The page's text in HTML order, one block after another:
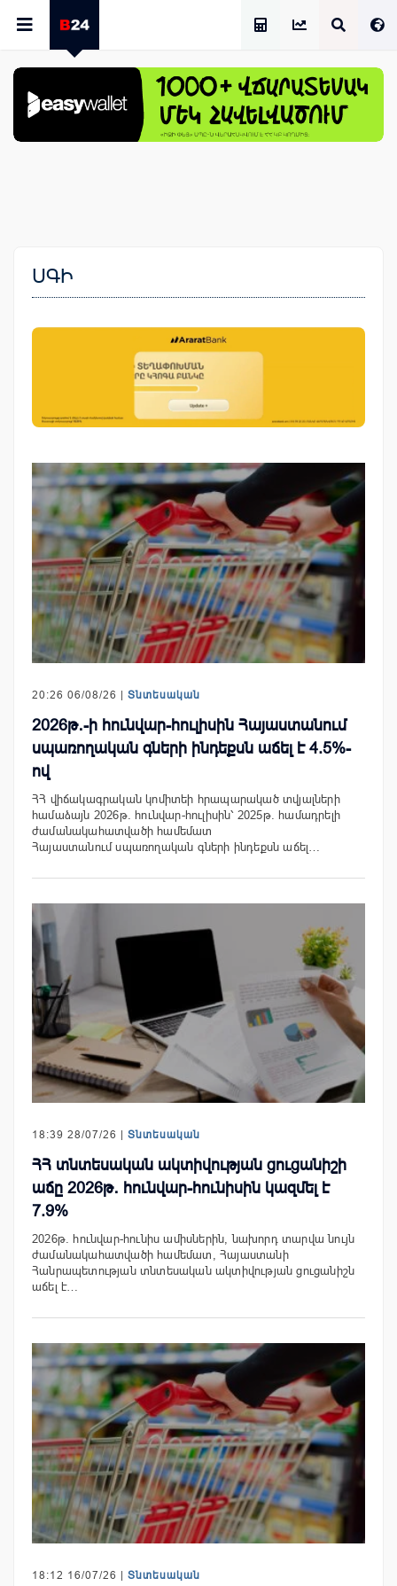
ՍԳԻ
20:26 06/08/26 | Տնտեսական
2026թ․-ի հունվար-հուլիսին Հայաստանում
սպառողական գների ինդեքսն աճել է 4.5%-
ով
ՀՀ վիճակագրական կոմիտեի հրապարակած տվյալների
համաձայն 2026թ. հունվար-հուլիսին՝ 2025թ. համադրելի
ժամանակահատվածի համեմատ
Հայաստանում սպառողական գների ինդեքսն աճել…
18:39 28/07/26 | Տնտեսական
ՀՀ տնտեսական ակտիվության ցուցանիշի
աճը 2026թ․ հունվար-հունիսին կազմել է
7.9%
2026թ. հունվար-հունիս ամիսներին, նախորդ տարվա նույն
ժամանակահատվածի համեմատ, Հայաստանի
Հանրապետության տնտեսական ակտիվության ցուցանիշն
աճել է…
18:12 16/07/26 | Տնտեսական